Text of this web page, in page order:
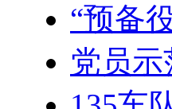
“预备
党员